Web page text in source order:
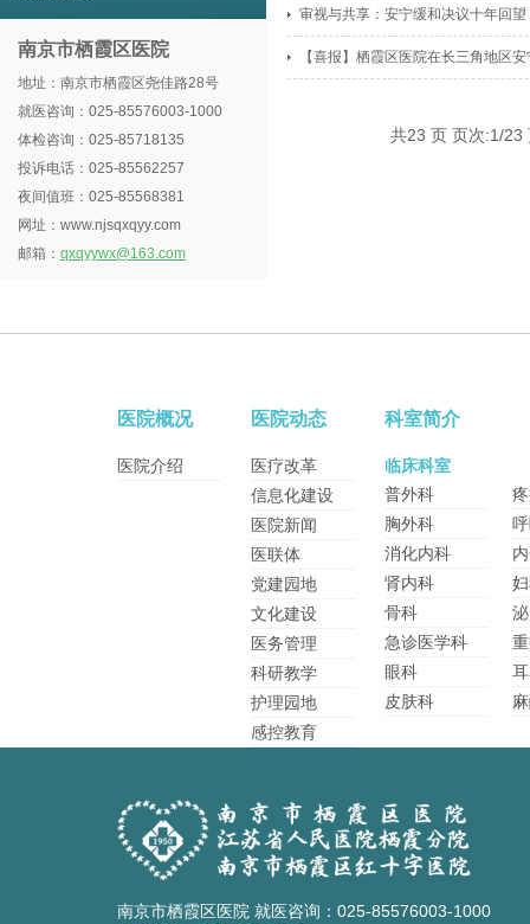
南京市栖霞区医院
地址：南京市栖霞区尧佳路28号
就医咨询：025-85576003-1000
体检咨询：025-85718135
投诉电话：025-85562257
夜间值班：025-85568381
网址：www.njsqxqyy.com
邮箱： qxqyywx@163.com
审视与共享：安宁缓和决议十年回
【喜报】栖霞区医院在长三角地区
共23 页 页次:1/23
医院概况
医院介绍
医院动态
医疗改革
信息化建设
医院新闻
医联体
党建园地
文化建设
医务管理
科研教学
护理园地
感控教育
科室简介
临床科室
普外科
胸外科
消化内科
肾内科
骨科
急诊医学科
眼科
皮肤科
南京市栖霞区医院 就医咨询：025-85576003-1000